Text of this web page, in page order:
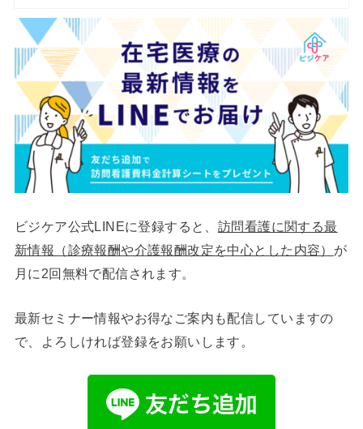
ビジケア公式LINEに登録すると、 訪問看護に関する最
新情報（診療報酬や介護報酬改定を中心とした内容） が
月に2回無料で配信されます。
最新セミナー情報やお得なご案内も配信していますの
で、よろしければ登録をお願いします。